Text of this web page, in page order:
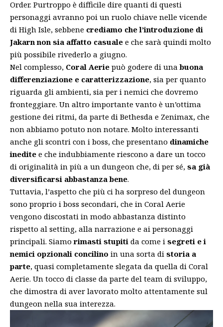
Order. Purtroppo è difficile dire quanti di questi
personaggi avranno poi un ruolo chiave nelle vicende
di High Isle, sebbene crediamo che l’introduzione di
Jakarn non sia affatto casuale e che sarà quindi molto
più possibile rivederlo a giugno.
Nel complesso, Coral Aerie può godere di una buona
differenziazione e caratterizzazione, sia per quanto
riguarda gli ambienti, sia per i nemici che dovremo
fronteggiare. Un altro importante vanto è un’ottima
gestione dei ritmi, da parte di Bethesda e Zenimax, che
non abbiamo potuto non notare. Molto interessanti
anche gli scontri con i boss, che presentano dinamiche
inedite e che indubbiamente riescono a dare un tocco
di originalità in più a un dungeon che, di per sé, sa già
diversificarsi abbastanza bene.
Tuttavia, l’aspetto che più ci ha sorpreso del dungeon
sono proprio i boss secondari, che in Coral Aerie
vengono discostati in modo abbastanza distinto
rispetto al setting, alla narrazione e ai personaggi
principali. Siamo rimasti stupiti da come i segreti e i
nemici opzionali concilino in una sorta di storia a
parte, quasi completamente slegata da quella di Coral
Aerie. Un tocco di classe da parte del team di sviluppo,
che dimostra di aver lavorato molto attentamente sul
dungeon nella sua interezza.